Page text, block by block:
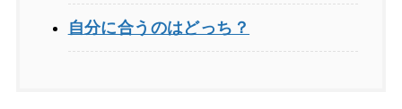
自分に合うのはどっち？